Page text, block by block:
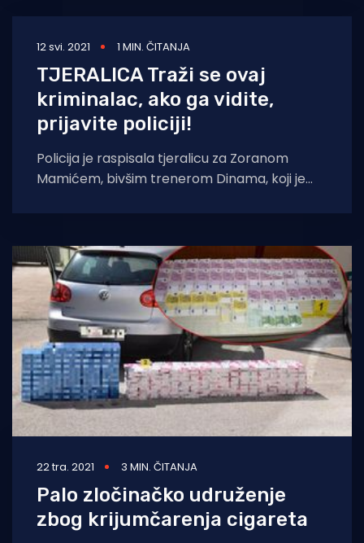
12 svi. 2021 1 MIN. ČITANJA
TJERALICA Traži se ovaj
kriminalac, ako ga vidite,
prijavite policiji!
Policija je raspisala tjeralicu za Zoranom
Mamićem, bivšim trenerom Dinama, koji je
22 tra. 2021 3 MIN. ČITANJA
Palo zločinačko udruženje
zbog krijumčarenja cigareta